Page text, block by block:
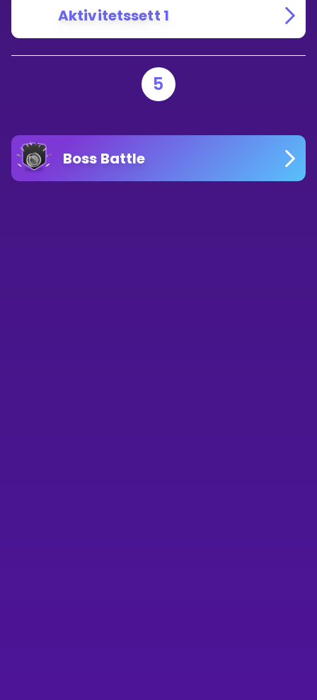
Aktivitetssett 1
5
Boss Battle